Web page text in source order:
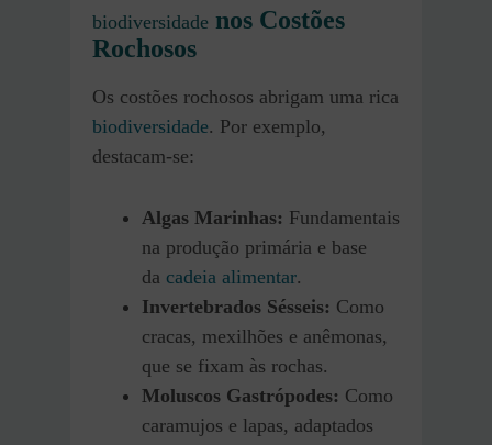
biodiversidade nos Costões
Rochosos
Os costões rochosos abrigam uma rica
biodiversidade. Por exemplo,
destacam-se:
Algas Marinhas: Fundamentais
na produção primária e base
da cadeia alimentar.
Invertebrados Sésseis: Como
cracas, mexilhões e anêmonas,
que se fixam às rochas.
Moluscos Gastrópodes: Como
caramujos e lapas, adaptados